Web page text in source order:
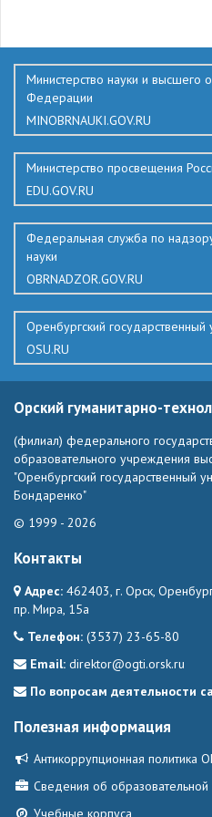
Министерство науки и высшего
Федерации
MINOBRNAUKI.GOV.RU
Министерство просвещения
EDU.GOV.RU
Федеральная служба по
науки
OBRNADZOR.GOV.RU
Оренбургский государственный
OSU.RU
Орский гуманитарно-
(филиал) федерального
образовательного учреждения
"Оренбургский государственный
Бондаренко"
© 1999 - 2026
Контакты
Адрес: 462403, г. Орск,
пр. Мира, 15а
Телефон: (3537) 23-65-80
Email: direktor@ogti.orsk.ru
По вопросам деятельности
Полезная информация
Антикоррупционная политика
Сведения об образовательной
Учебные корпуса